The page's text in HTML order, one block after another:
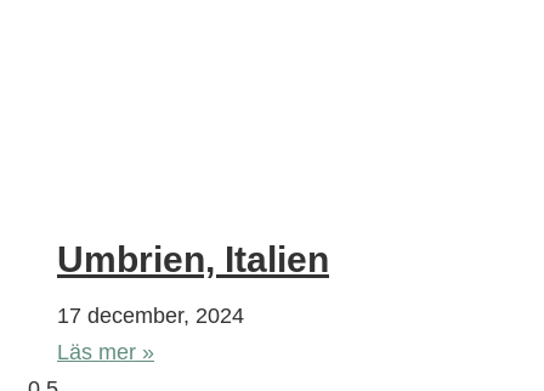
Umbrien, Italien
17 december, 2024
Läs mer »